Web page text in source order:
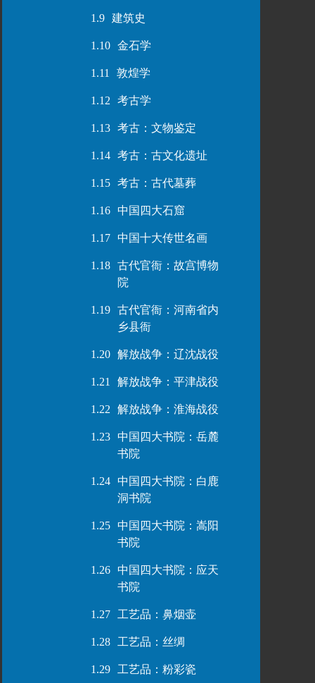
1.9 建筑史
1.10 金石学
1.11 敦煌学
1.12 考古学
1.13 考古：文物鉴定
1.14 考古：古文化遗址
1.15 考古：古代墓葬
1.16 中国四大石窟
1.17 中国十大传世名画
1.18
古代官衙：故宫博物
院
1.19
古代官衙：河南省内
乡县衙
1.20 解放战争：辽沈战役
1.21 解放战争：平津战役
1.22 解放战争：淮海战役
1.23
中国四大书院：岳麓
书院
1.24
中国四大书院：白鹿
洞书院
1.25
中国四大书院：嵩阳
书院
1.26
中国四大书院：应天
书院
1.27 工艺品：鼻烟壶
1.28 工艺品：丝绸
1.29 工艺品：粉彩瓷